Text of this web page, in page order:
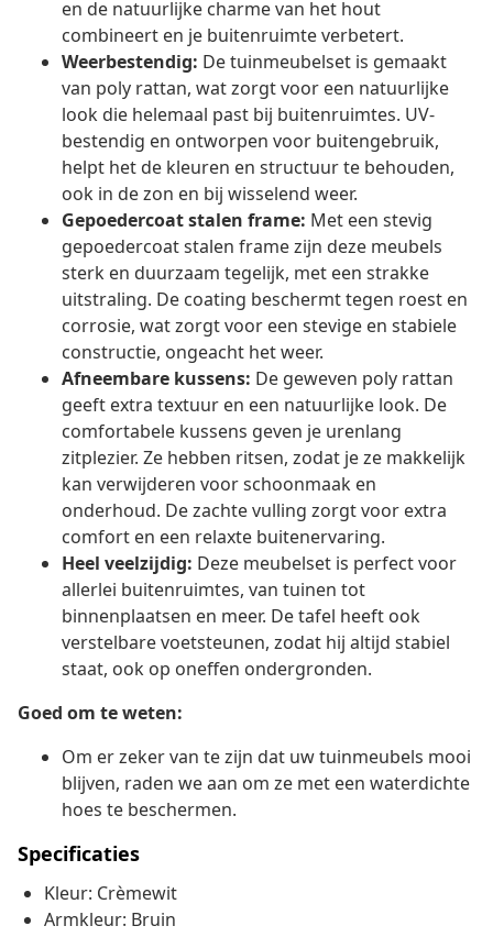
en de natuurlijke charme van het hout
combineert en je buitenruimte verbetert.
Weerbestendig: De tuinmeubelset is gemaakt
van poly rattan, wat zorgt voor een natuurlijke
look die helemaal past bij buitenruimtes. UV-
bestendig en ontworpen voor buitengebruik,
helpt het de kleuren en structuur te behouden,
ook in de zon en bij wisselend weer.
Gepoedercoat stalen frame: Met een stevig
gepoedercoat stalen frame zijn deze meubels
sterk en duurzaam tegelijk, met een strakke
uitstraling. De coating beschermt tegen roest en
corrosie, wat zorgt voor een stevige en stabiele
constructie, ongeacht het weer.
Afneembare kussens: De geweven poly rattan
geeft extra textuur en een natuurlijke look. De
comfortabele kussens geven je urenlang
zitplezier. Ze hebben ritsen, zodat je ze makkelijk
kan verwijderen voor schoonmaak en
onderhoud. De zachte vulling zorgt voor extra
comfort en een relaxte buitenervaring.
Heel veelzijdig: Deze meubelset is perfect voor
allerlei buitenruimtes, van tuinen tot
binnenplaatsen en meer. De tafel heeft ook
verstelbare voetsteunen, zodat hij altijd stabiel
staat, ook op oneffen ondergronden.
Goed om te weten:
Om er zeker van te zijn dat uw tuinmeubels mooi
blijven, raden we aan om ze met een waterdichte
hoes te beschermen.
Specificaties
Kleur: Crèmewit
Armkleur: Bruin